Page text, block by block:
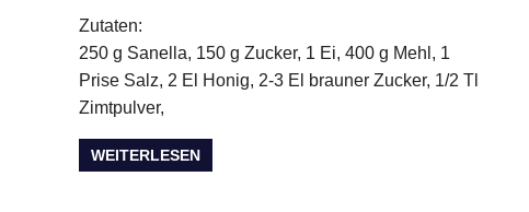
Zutaten:
250 g Sanella, 150 g Zucker, 1 Ei, 400 g Mehl, 1
Prise Salz, 2 El Honig, 2-3 El brauner Zucker, 1/2 Tl
Zimtpulver,
WEITERLESEN